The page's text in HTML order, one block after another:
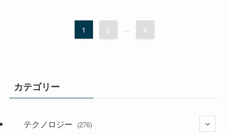
1 2 ... 4
カテゴリー
テクノロジー (276)